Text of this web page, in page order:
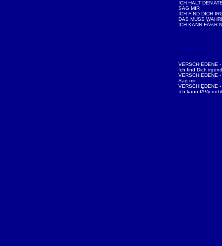
ICH HALT DEN
SAG MIR
ICH FIND DICH
DAS MUSS
ICH KANN FÃ¼R
VERSCHIEDENE
Ich find Dich
VERSCHIEDENE
Sag mir
VERSCHIEDENE
Ich kann fÃ¼r